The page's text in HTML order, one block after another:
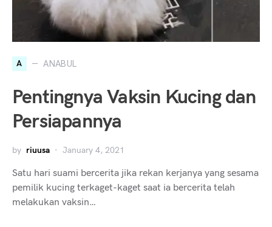
A ANABUL
Pentingnya Vaksin Kucing dan
Persiapannya
by riuusa January 4, 2021
Satu hari suami bercerita jika rekan kerjanya yang sesama
pemilik kucing terkaget-kaget saat ia bercerita telah
melakukan vaksin…